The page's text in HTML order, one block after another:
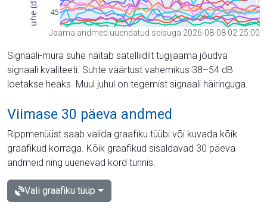
Jaama andmed uuendatud seisuga 2026-08-08 02:25:00
Signaali-müra suhe näitab satelliidilt tugijaama jõudva
signaali kvaliteeti. Suhte väärtust vahemikus 38–54 dB
loetakse heaks. Muul juhul on tegemist signaali häiringuga.
Viimase 30 päeva andmed
Rippmenüüst saab valida graafiku tüübi või kuvada kõik
graafikud korraga. Kõik graafikud sisaldavad 30 päeva
andmeid ning uuenevad kord tunnis.
Vali graafiku tüüp